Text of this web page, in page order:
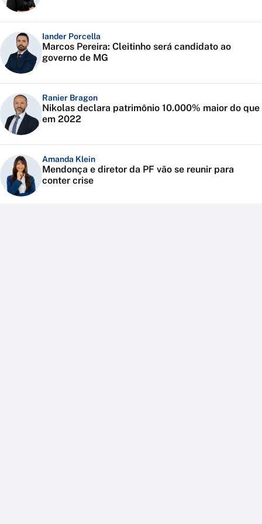
Iander Porcella
Marcos Pereira: Cleitinho será candidato ao
governo de MG
Ranier Bragon
Nikolas declara patrimônio 10.000% maior do que
em 2022
Amanda Klein
Mendonça e diretor da PF vão se reunir para
conter crise